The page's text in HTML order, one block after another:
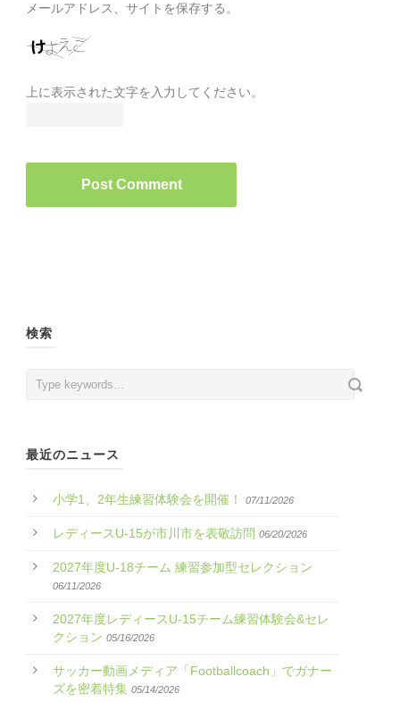
メールアドレス、サイトを保存する。
上に表示された文字を入力してください。
検索
最近のニュース
小学1、2年生練習体験会を開催！ 07/11/2026
レディースU-15が市川市を表敬訪問 06/20/2026
2027年度U-18チーム 練習参加型セレクション
06/11/2026
2027年度レディースU-15チーム練習体験会&セレ
クション 05/16/2026
サッカー動画メディア「Footballcoach」でガナー
ズを密着特集 05/14/2026